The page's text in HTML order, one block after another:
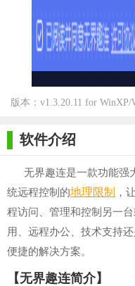
版本：v1.3.20.11 for WinXP/
软件介绍
无界趣连是一款功能强
统远程控制的地理限制 ，
程访问、管理和控制另一
用、远程办公、技术支持
便捷的解决方案。
【无界趣连简介】